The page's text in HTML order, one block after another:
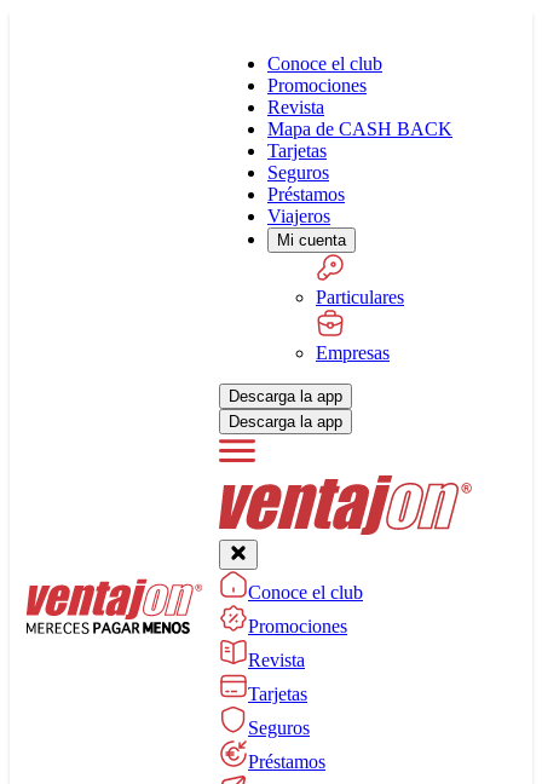
Conoce el club
Promociones
Revista
Mapa de CASH BACK
Tarjetas
Seguros
Préstamos
Viajeros
Mi cuenta
Particulares
Empresas
Descarga la app
Descarga la app
Conoce el club
Promociones
Revista
Tarjetas
Seguros
Préstamos